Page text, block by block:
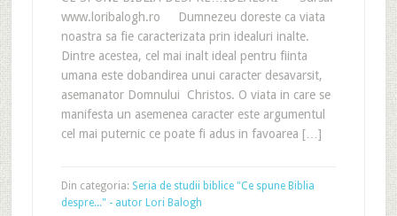
www.loribalogh.ro Dumnezeu doreste ca viata
noastra sa fie caracterizata prin idealuri inalte.
Dintre acestea, cel mai inalt ideal pentru fiinta
umana este dobandirea unui caracter desavarsit,
asemanator Domnului Christos. O viata in care se
manifesta un asemenea caracter este argumentul
cel mai puternic ce poate fi adus in favoarea […]
Din categoria: Seria de studii biblice "Ce spune Biblia
despre..." - autor Lori Balogh